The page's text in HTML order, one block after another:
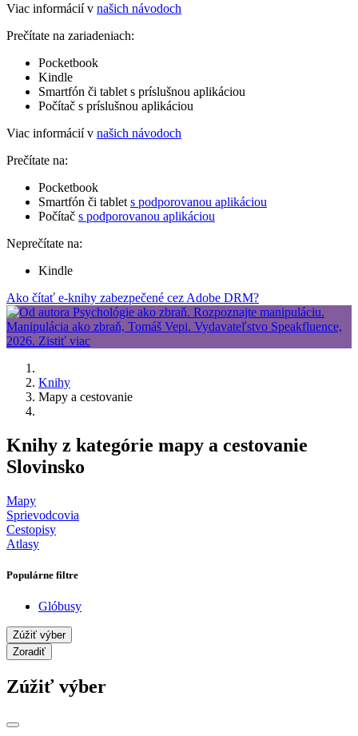
Viac informácií v našich návodoch
Prečítate na zariadeniach:
Pocketbook
Kindle
Smartfón či tablet s príslušnou aplikáciou
Počítač s príslušnou aplikáciou
Viac informácií v našich návodoch
Prečítate na:
Pocketbook
Smartfón či tablet s podporovanou aplikáciou
Počítač s podporovanou aplikáciou
Neprečítate na:
Kindle
Ako čítať e-knihy zabezpečené cez Adobe DRM?
Knihy
Mapy a cestovanie
Knihy z kategórie mapy a cestovanie
Slovinsko
Mapy
Sprievodcovia
Cestopisy
Atlasy
Populárne filtre
Glóbusy
Zúžiť výber
Zoradiť
Zúžiť výber